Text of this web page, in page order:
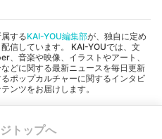
するKAI-YOU編集部が、独自に定め
信しています。 KAI-YOUでは、文
、音楽や映像、イラストやアート、
どに関する最新ニュースを毎日更新
ポップカルチャーに関するインタビ
ンツをお届けします。
トップへ